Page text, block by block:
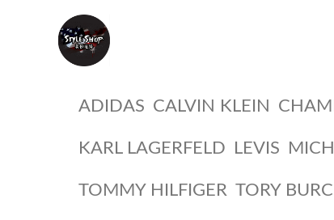
ADIDAS CALVIN KLEIN
KARL LAGERFELD LEVIS
TOMMY HILFIGER TORY